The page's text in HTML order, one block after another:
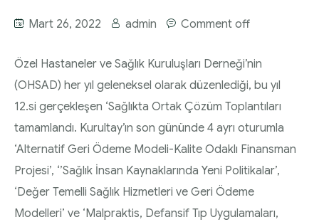
Mart 26, 2022 admin Comment off
Özel Hastaneler ve Sağlık Kuruluşları Derneği’nin
(OHSAD) her yıl geleneksel olarak düzenlediği, bu yıl
12.si gerçekleşen ‘Sağlıkta Ortak Çözüm Toplantıları
tamamlandı. Kurultay’ın son gününde 4 ayrı oturumla
‘Alternatif Geri Ödeme Modeli-Kalite Odaklı Finansman
Projesi’, ‘’Sağlık İnsan Kaynaklarında Yeni Politikalar’,
‘Değer Temelli Sağlık Hizmetleri ve Geri Ödeme
Modelleri’ ve ‘Malpraktis, Defansif Tıp Uygulamaları,